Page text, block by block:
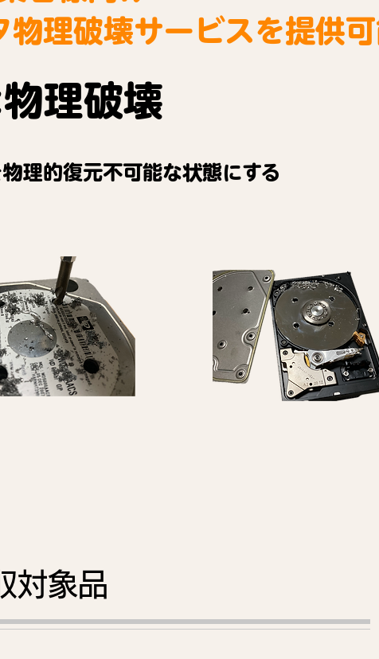
理破壊サービスを提供
理破壊
理的復元不可能な状態にする
対象品